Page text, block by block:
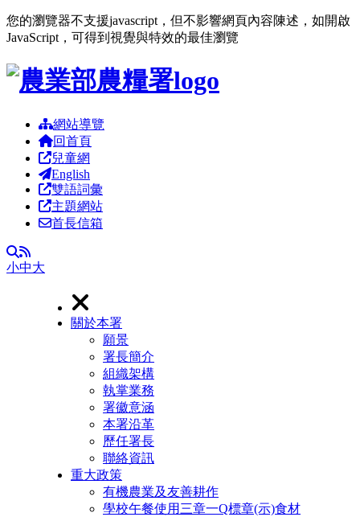
您的瀏覽器不支援javascript，但不影響網頁內容陳述，如開啟
JavaScript，可得到視覺與特效的最佳瀏覽
跳到主要內容區塊
網站導覽
回首頁
兒童網
English
雙語詞彙
主題網站
首長信箱
全文檢索
RSS
小中大
關於本署
願景
署長簡介
組織架構
執掌業務
署徽意涵
本署沿革
歷任署長
聯絡資訊
重大政策
有機農業及友善耕作
學校午餐使用三章一Q標章(示)食材